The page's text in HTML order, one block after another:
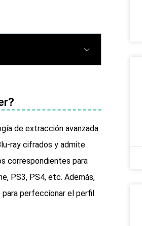
de extracción avanzada
ray cifrados y admite
correspondientes para
PS3, PS4, etc. Además,
perfeccionar el perfil